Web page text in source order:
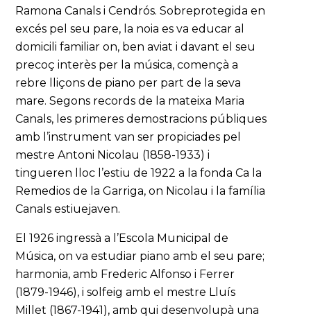
Ramona Canals i Cendrós. Sobreprotegida en
excés pel seu pare, la noia es va educar al
domicili familiar on, ben aviat i davant el seu
precoç interès per la música, començà a
rebre lliçons de piano per part de la seva
mare. Segons records de la mateixa Maria
Canals, les primeres demostracions públiques
amb l’instrument van ser propiciades pel
mestre Antoni Nicolau (1858-1933) i
tingueren lloc l’estiu de 1922 a la fonda Ca la
Remedios de la Garriga, on Nicolau i la família
Canals estiuejaven.
El 1926 ingressà a l’Escola Municipal de
Música, on va estudiar piano amb el seu pare;
harmonia, amb Frederic Alfonso i Ferrer
(1879-1946), i solfeig amb el mestre Lluís
Millet (1867-1941), amb qui desenvolupà una